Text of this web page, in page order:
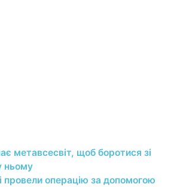
метавсесвіт, щоб боротися зі
ньому
операцію за допомогою